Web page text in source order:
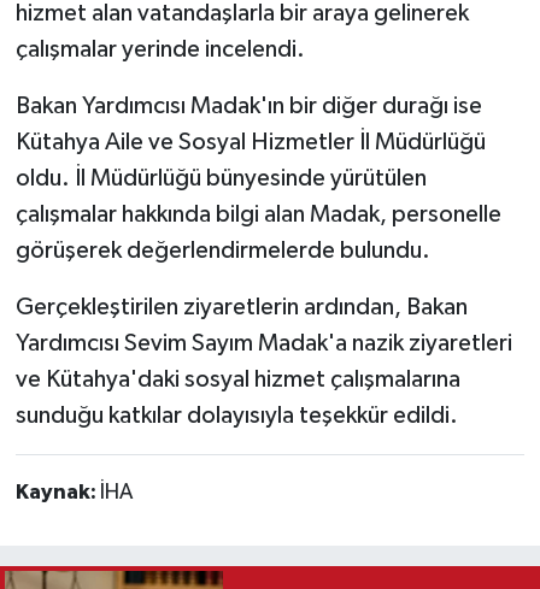
hizmet alan vatandaşlarla bir araya gelinerek
çalışmalar yerinde incelendi.
Bakan Yardımcısı Madak'ın bir diğer durağı ise
Kütahya Aile ve Sosyal Hizmetler İl Müdürlüğü
oldu. İl Müdürlüğü bünyesinde yürütülen
çalışmalar hakkında bilgi alan Madak, personelle
görüşerek değerlendirmelerde bulundu.
Gerçekleştirilen ziyaretlerin ardından, Bakan
Yardımcısı Sevim Sayım Madak'a nazik ziyaretleri
ve Kütahya'daki sosyal hizmet çalışmalarına
sunduğu katkılar dolayısıyla teşekkür edildi.
Kaynak: İHA
Vefat Haberleri